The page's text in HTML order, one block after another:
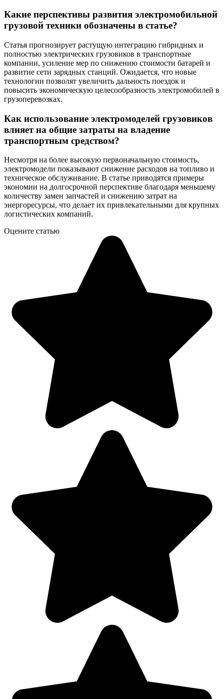
Какие перспективы развития электромобильной
грузовой техники обозначены в статье?
Статья прогнозирует растущую интеграцию гибридных и
полностью электрических грузовиков в транспортные
компании, усиление мер по снижению стоимости батарей и
развитие сети зарядных станций. Ожидается, что новые
технологии позволят увеличить дальность поездок и
повысить экономическую целесообразность электромобилей в
грузоперевозках.
Как использование электромоделей грузовиков
влияет на общие затраты на владение
транспортным средством?
Несмотря на более высокую первоначальную стоимость,
электромодели показывают снижение расходов на топливо и
техническое обслуживание. В статье приводятся примеры
экономии на долгосрочной перспективе благодаря меньшему
количеству замен запчастей и снижению затрат на
энергоресурсы, что делает их привлекательными для крупных
логистических компаний.
Оцените статью